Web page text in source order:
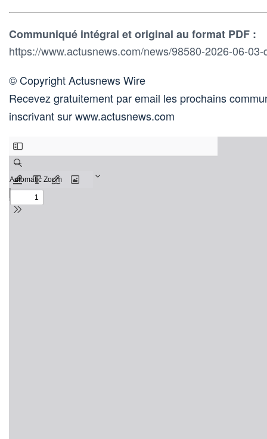
Communiqué intégral et original au format PDF :
https://www.actusnews.com/news/98580-2026-06-
© Copyright Actusnews Wire
Recevez gratuitement par email les prochains
inscrivant sur www.actusnews.com